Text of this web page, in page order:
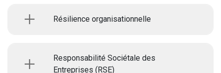
Résilience organisationnelle
Responsabilité Sociétale des
Entreprises (RSE)